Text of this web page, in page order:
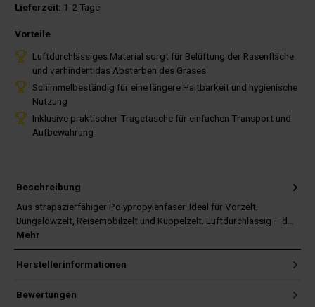
Lieferzeit: 1-2 Tage
Vorteile
Luftdurchlässiges Material sorgt für Belüftung der Rasenfläche
und verhindert das Absterben des Grases
Schimmelbeständig für eine längere Haltbarkeit und hygienische
Nutzung
Inklusive praktischer Tragetasche für einfachen Transport und
Aufbewahrung
Beschreibung
Aus strapazierfähiger Polypropylenfaser. Ideal für Vorzelt,
Bungalowzelt, Reisemobilzelt und Kuppelzelt. Luftdurchlässig – d…
Mehr
Herstellerinformationen
Bewertungen